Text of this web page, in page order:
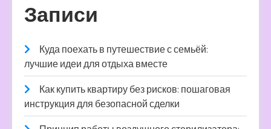
Записи
Куда поехать в путешествие с семьёй:
лучшие идеи для отдыха вместе
Как купить квартиру без рисков: пошаговая
инструкция для безопасной сделки